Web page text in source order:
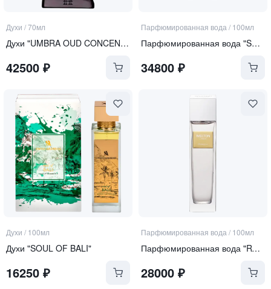
Духи /70мл
Духи "UMBRA OUD CONCENTRÉ"
42500 ₽
Парфюмированная вода / 100мл
Парфюмированная вода "Shores of Asyut"
34800₽
Духи / 100мл
Духи "SOUL OF BALI"
16250 ₽
Парфюмированная вода/ 100мл
Парфюмированная вода "RYOKUCHA"
28000₽